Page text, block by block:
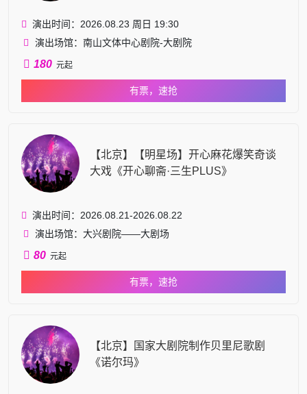
演出时间：2026.08.23 周日 19:30
演出场馆：南山文体中心剧院-大剧院
180 元起
有票，速抢
【北京】【明星场】开心麻花爆笑奇谈
大戏《开心聊斋·三生PLUS》
演出时间：2026.08.21-2026.08.22
演出场馆：大兴剧院——大剧场
80 元起
有票，速抢
【北京】国家大剧院制作贝里尼歌剧
《诺尔玛》